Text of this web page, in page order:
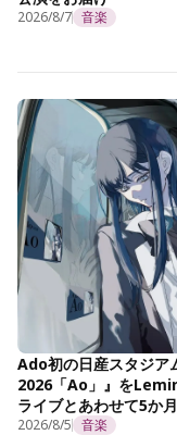
2026/8/7 音楽
Ado初の日産スタジ
2026「Ao」』を
ライブとあわせて5か
2026/8/5 音楽